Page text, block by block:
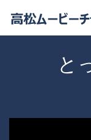
と